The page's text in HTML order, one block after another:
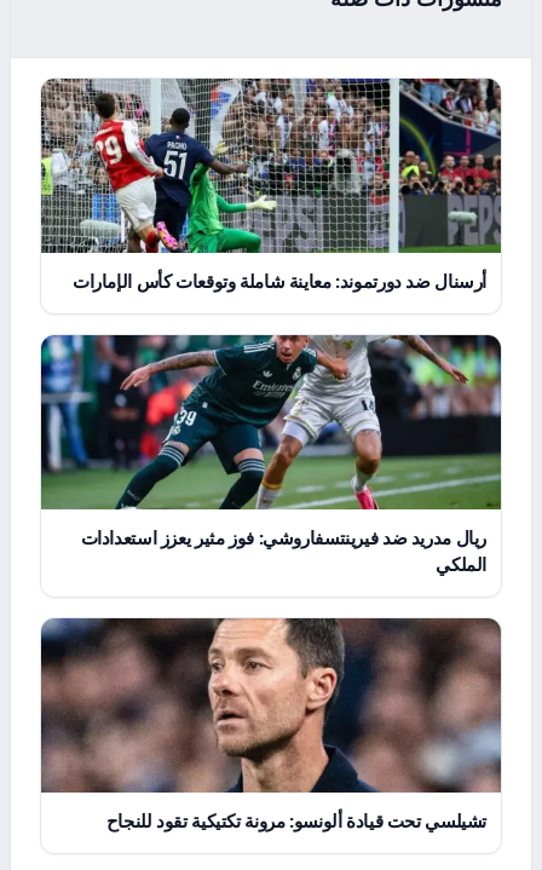
أرسنال ضد دورتموند: معاينة شاملة وتوقعات كأس الإمارات
ريال مدريد ضد فيرينتسفاروشي: فوز مثير يعزز استعدادات
الملكي
تشيلسي تحت قيادة ألونسو: مرونة تكتيكية تقود للنجاح